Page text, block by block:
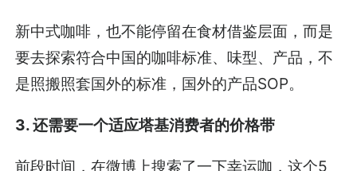
新中式咖啡，也不能停留在食材借鉴层面，而是
要去探索符合中国的咖啡标准、味型、产品，不
是照搬照套国外的标准，国外的产品SOP。
3. 还需要一个适应塔基消费者的价格带
前段时间，在微博上搜索了一下幸运咖，这个5